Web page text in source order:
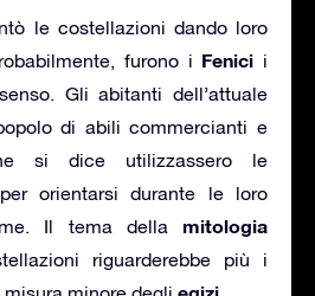
le costellazioni dando loro
furono i Fenici i
Gli abitanti dell’attuale
di abili commercianti e
si dice utilizzassero le
orientarsi durante le loro
Il tema della mitologia
riguarderebbe più i